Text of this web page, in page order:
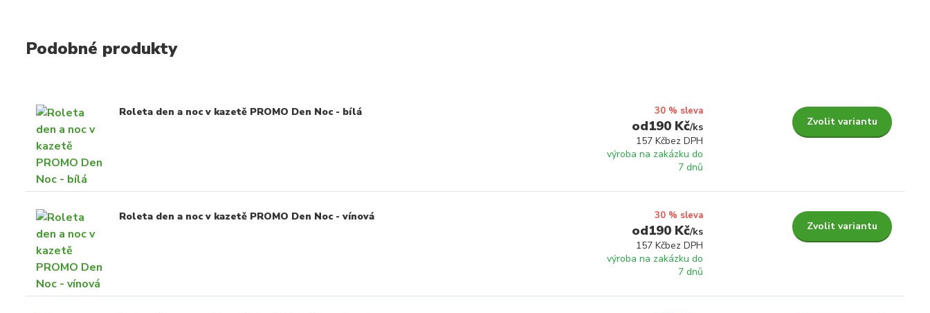
Podobné produkty
Roleta den a noc v kazetě PROMO Den Noc - bílá 30 % sleva
190 Kč/ks
157 Kčbez DPH
výroba na zakázku do
7 dnů
Zvolit variantu
Roleta den a noc v kazetě PROMO Den Noc - vínová 30 % sleva
190 Kč/ks
157 Kčbez DPH
výroba na zakázku do
7 dnů
Zvolit variantu